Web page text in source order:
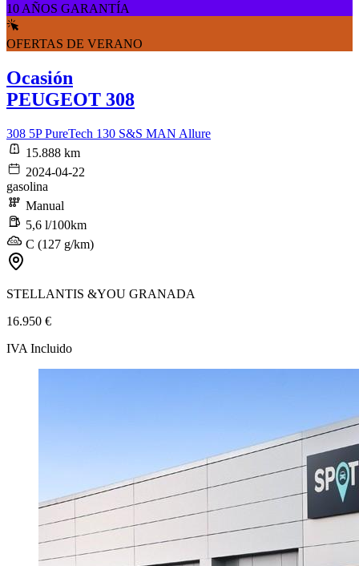
10 AÑOS GARANTÍA
OFERTAS DE VERANO
Ocasión
PEUGEOT 308
308 5P PureTech 130 S&S MAN Allure
15.888 km
2024-04-22
gasolina
Manual
5,6 l/100km
C (127 g/km)
STELLANTIS &YOU GRANADA
16.950 €
IVA Incluido